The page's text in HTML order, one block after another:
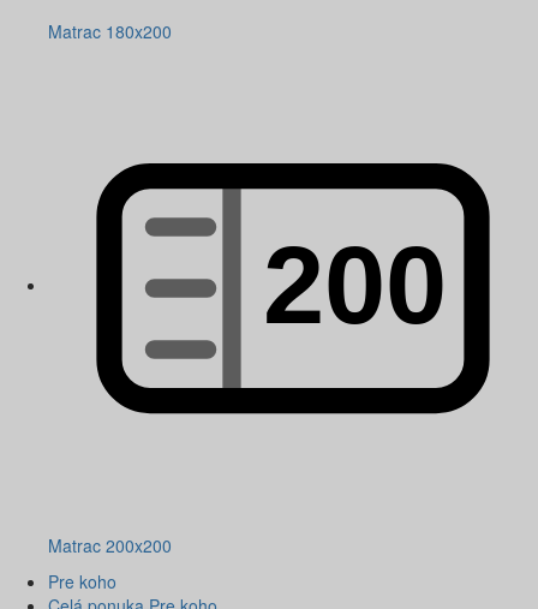
Matrac 180x200
Matrac 200x200
Pre koho